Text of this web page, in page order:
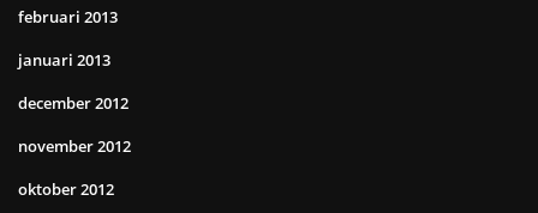
februari 2013
januari 2013
december 2012
november 2012
oktober 2012